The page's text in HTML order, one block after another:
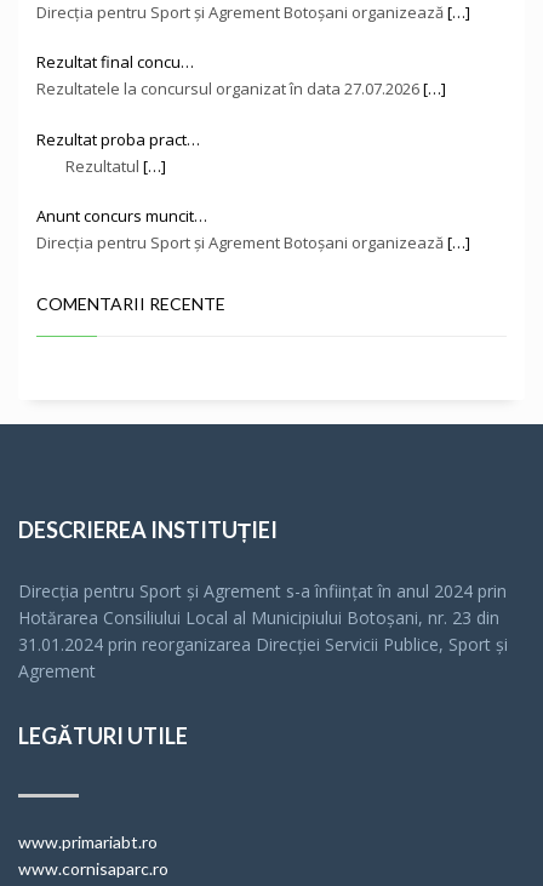
Direcţia pentru Sport și Agrement Botoşani organizează[…]
Rezultat final concu…
Rezultatele la concursul organizat în data 27.07.2026[…]
Rezultat proba pract…
Rezultatul […]
Anunt concurs muncit…
Direcţia pentru Sport și Agrement Botoşani organizează[…]
COMENTARII RECENTE
DESCRIEREA INSTITUȚIEI
Direcția pentru Sport și Agrement s-a înfiinţat în anul 2024 prin
Hotărarea Consiliului Local al Municipiului Botoșani, nr. 23 din
31.01.2024 prin reorganizarea Direcției Servicii Publice, Sport și
Agrement
LEGĂTURI UTILE
www.primariabt.ro
www.cornisaparc.ro